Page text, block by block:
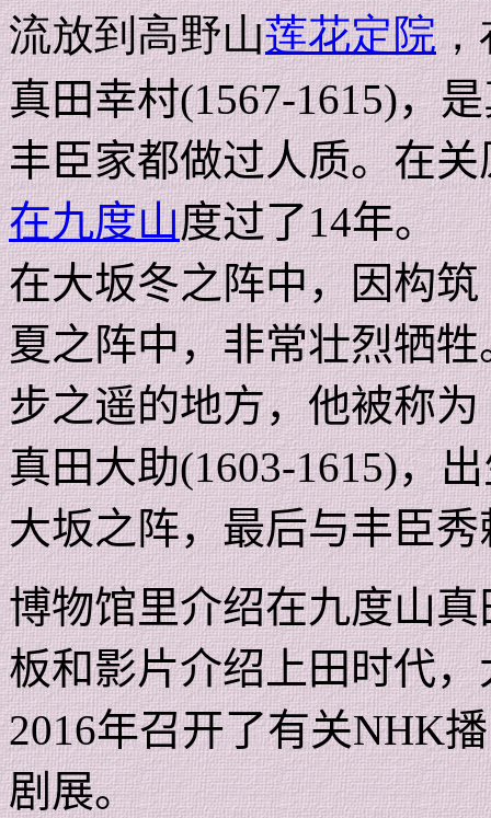
流放到高野山莲花定院，
真田幸村(1567-1615)，
丰臣家都做过人质。在
在九度山度过了14年。
在大坂冬之阵中，因构
夏之阵中，非常壮烈牺
步之遥的地方，他被称
真田大助(1603-1615)，
大坂之阵，最后与丰臣
博物馆里介绍在九度山
板和影片介绍上田时代
2016年召开了有关NHK
剧展。